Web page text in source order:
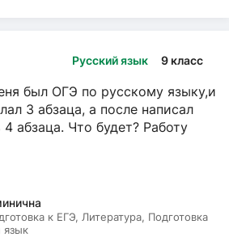
Русский язык 9 класс
был ОГЭ по русскому языку,и
3 абзаца, а после написал
абзаца. Что будет? Работу
к ЕГЭ, Литература, Подготовка
язык